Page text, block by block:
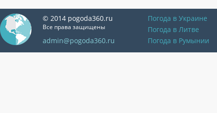
© 2014 pogoda360.ru
Все права защищены
admin@pogoda360.ru
Погода в Украине
Погода в Литве
Погода в Румынии